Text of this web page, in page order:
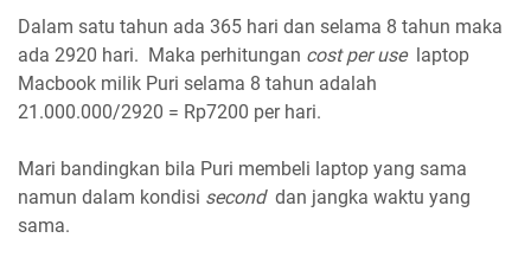
Dalam satu tahun ada 365 hari dan selama 8 tahun maka
ada 2920 hari. Maka perhitungan cost per use laptop
Macbook milik Puri selama 8 tahun adalah
21.000.000/2920 = Rp7200 per hari.
Mari bandingkan bila Puri membeli laptop yang sama
namun dalam kondisi second dan jangka waktu yang
sama.